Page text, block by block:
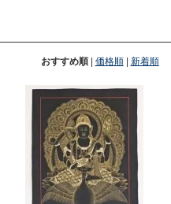
おすすめ順| 価格順| 新着順